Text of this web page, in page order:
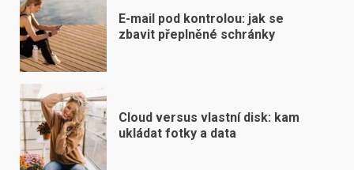
E-mail pod kontrolou: jak se
zbavit přeplněné schránky
Cloud versus vlastní disk: kam
ukládat fotky a data